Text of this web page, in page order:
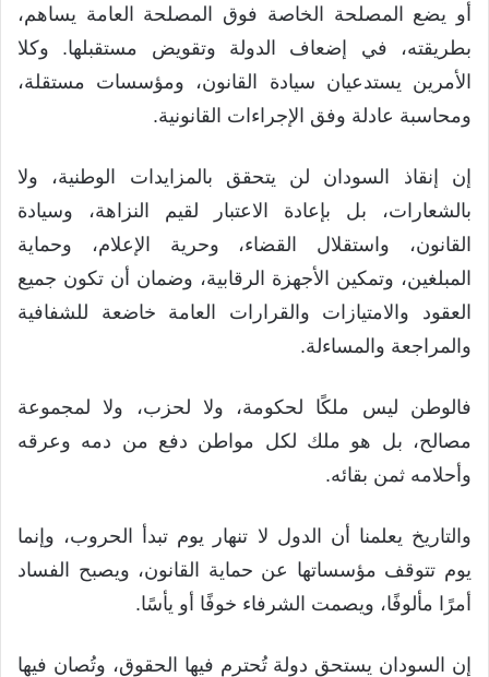
أو يضع المصلحة الخاصة فوق المصلحة العامة يساهم،
بطريقته، في إضعاف الدولة وتقويض مستقبلها. وكلا
الأمرين يستدعيان سيادة القانون، ومؤسسات مستقلة،
ومحاسبة عادلة وفق الإجراءات القانونية.
إن إنقاذ السودان لن يتحقق بالمزايدات الوطنية، ولا
بالشعارات، بل بإعادة الاعتبار لقيم النزاهة، وسيادة
القانون، واستقلال القضاء، وحرية الإعلام، وحماية
المبلغين، وتمكين الأجهزة الرقابية، وضمان أن تكون جميع
العقود والامتيازات والقرارات العامة خاضعة للشفافية
والمراجعة والمساءلة.
فالوطن ليس ملكًا لحكومة، ولا لحزب، ولا لمجموعة
مصالح، بل هو ملك لكل مواطن دفع من دمه وعرقه
وأحلامه ثمن بقائه.
والتاريخ يعلمنا أن الدول لا تنهار يوم تبدأ الحروب، وإنما
يوم تتوقف مؤسساتها عن حماية القانون، ويصبح الفساد
أمرًا مألوفًا، ويصمت الشرفاء خوفًا أو يأسًا.
إن السودان يستحق دولة تُحترم فيها الحقوق، وتُصان فيها